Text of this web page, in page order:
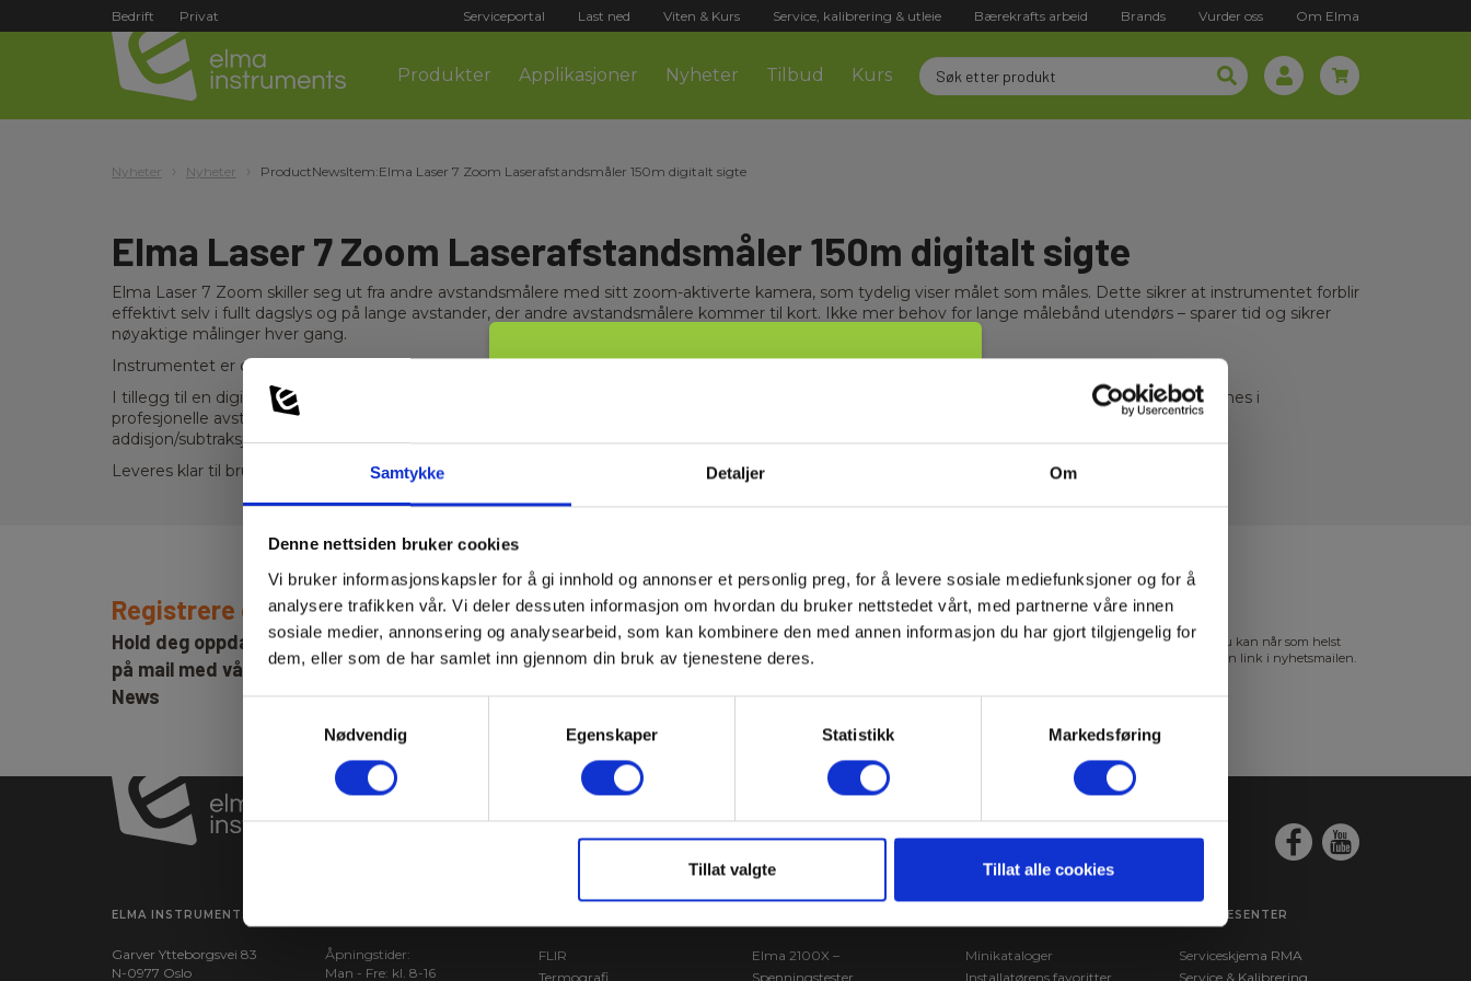
Samtykke Detaljer Om
Denne nettsiden bruker cookies
Vi bruker informasjonskapsler for å gi innhold og annonser et personlig preg, for å levere sosiale mediefunksjoner og for å
analysere trafikken vår. Vi deler dessuten informasjon om hvordan du bruker nettstedet vårt, med partnerne våre innen
sosiale medier, annonsering og analysearbeid, som kan kombinere den med annen informasjon du har gjort tilgjengelig for
dem, eller som de har samlet inn gjennom din bruk av tjenestene deres.
Nødvendig
Egenskaper Statistikk Markedsføring
Tillat valgte Tillat alle cookies
Bedrift Privat Serviceportal Last ned Viten & Kurs Service, kalibrering & utleie Bærekrafts arbeid Brands Vurder oss Om Elma
Produkter Applikasjoner Nyheter Tilbud Kurs
Nyheter Nyheter ProductNewsItem:Elma Laser 7 Zoom Laserafstandsmåler 150m digitalt sigte
Elma Laser 7 Zoom Laserafstandsmåler 150m digitalt sigte
Elma Laser 7 Zoom skiller seg ut fra andre avstandsmålere med sitt zoom-aktiverte kamera, som tydelig viser målet som måles. Dette sikrer at instrumentet forblir
effektivt selv i fullt dagslys og på lange avstander, der andre avstandsmålere kommer til kort. Ikke mer behov for lange målebånd utendørs – sparer tid og sikrer
nøyaktige målinger hver gang.
Instrumentet er også utstyrt med en høy-synlig digital fargeskjerm, lesbar selv utendørs.
I tillegg til en digital vinkelmåler – nyttig for oppgaver som indirekte høyde målinger – inkluderer instrumentet mange standardfunksjoner som finnes i
profesjonelle avstandsmålere, som sporing for kontinuerlig måling, en Pythagoras-funksjon for indirekte målinger som fasadehøyder,
addisjon/subtraksjonsfunksjonalitet og en kalkulator for areal- og volum beregninger.
Leveres klar til bruk med bæreveske, oppladbart batteri med USB-C kabel, brukermanual.
Registrere deg for nyhetsbrev!
Hold deg oppdatert og få de gode tilbudene
på mail med våre ukentlige nyhetsbrev E-
News
Meld meg på
Les mer i vårGDPR Personvernbeskyttelse
. Du kan når som helst
avslutte abonnementet på nyhetsbrevet via en link i nyhetsmailen.
ELMA INSTRUMENTS AS
Garver Ytteborgsvei 83
N-0977 Oslo
Åpningstider:
Man - Fre: kl. 8-16
FLIR
Termografi
Elma 2100X –
Spenningstester
Minikataloger
Installatørens favoritter
SERVICESENTER
Serviceskjema RMA
Service & Kalibrering